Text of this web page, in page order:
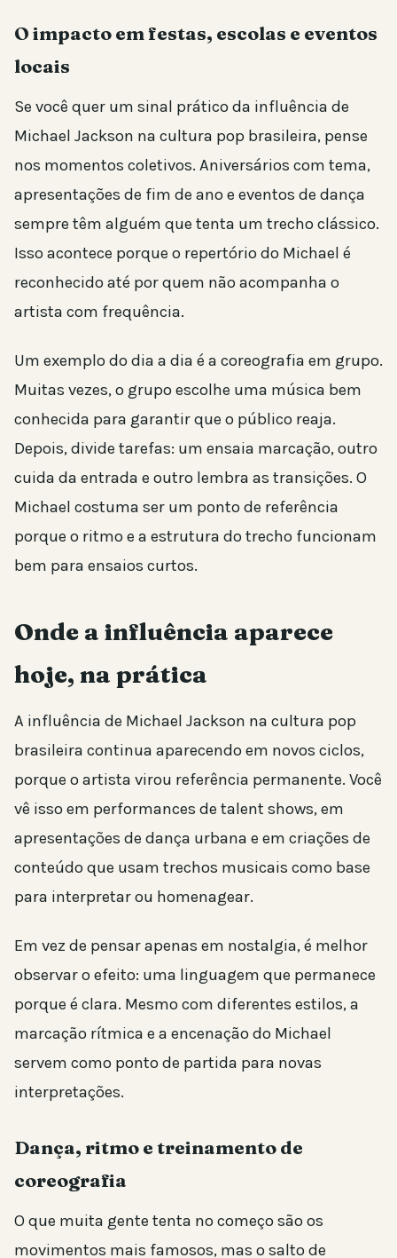
O impacto em festas, escolas e eventos
locais
Se você quer um sinal prático da influência de
Michael Jackson na cultura pop brasileira, pense
nos momentos coletivos. Aniversários com tema,
apresentações de fim de ano e eventos de dança
sempre têm alguém que tenta um trecho clássico.
Isso acontece porque o repertório do Michael é
reconhecido até por quem não acompanha o
artista com frequência.
Um exemplo do dia a dia é a coreografia em grupo.
Muitas vezes, o grupo escolhe uma música bem
conhecida para garantir que o público reaja.
Depois, divide tarefas: um ensaia marcação, outro
cuida da entrada e outro lembra as transições. O
Michael costuma ser um ponto de referência
porque o ritmo e a estrutura do trecho funcionam
bem para ensaios curtos.
Onde a influência aparece
hoje, na prática
A influência de Michael Jackson na cultura pop
brasileira continua aparecendo em novos ciclos,
porque o artista virou referência permanente. Você
vê isso em performances de talent shows, em
apresentações de dança urbana e em criações de
conteúdo que usam trechos musicais como base
para interpretar ou homenagear.
Em vez de pensar apenas em nostalgia, é melhor
observar o efeito: uma linguagem que permanece
porque é clara. Mesmo com diferentes estilos, a
marcação rítmica e a encenação do Michael
servem como ponto de partida para novas
interpretações.
Dança, ritmo e treinamento de
coreografia
O que muita gente tenta no começo são os
movimentos mais famosos, mas o salto de